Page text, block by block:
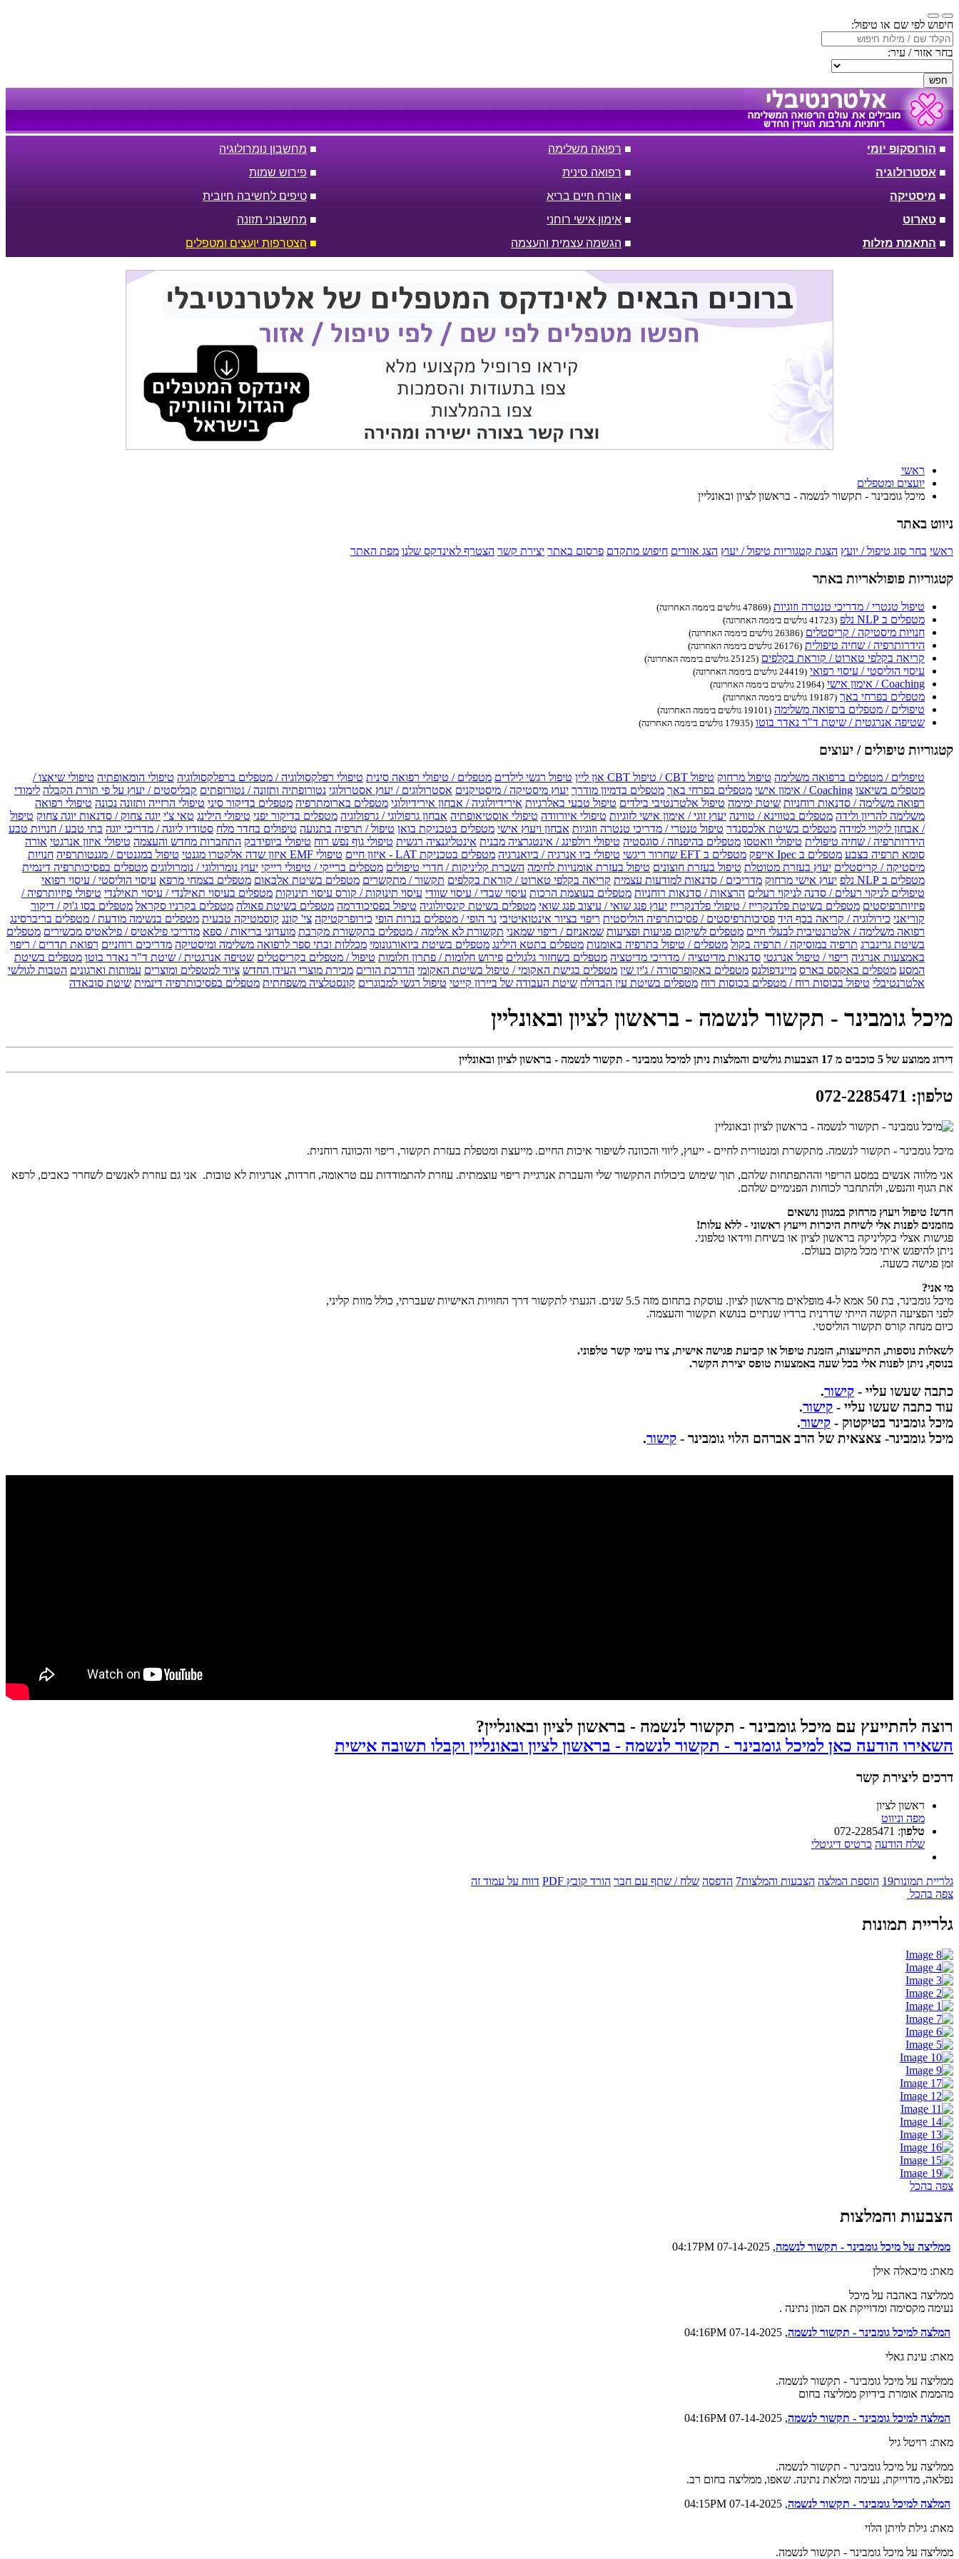
חיפוש לפי שם או טיפול:
בחר אזור / עיר:
חפש
■ הורוסקופ יומי ■ רפואה משלימה ■ מחשבון נומרולוגיה
■ אסטרולוגיה ■ רפואה סינית ■ פירוש שמות
■ מיסטיקה ■ אורח חיים בריא ■ טיפים לחשיבה חיובית
■ טארוט ■ אימון אישי רוחני ■ מחשבוני תזונה
■ התאמת מזלות ■ הגשמה עצמית והעצמה ■ הצטרפות יועצים ומטפלים
ראשי
יועצים ומטפלים
מיכל גומבינר - תקשור לנשמה - בראשון לציון ובאונליין
ניווט באתר
ראשי בחר סוג טיפול / יועץ הצגת קטגוריות טיפול / יעוץ הצג אזורים חיפוש מתקדם פרסום באתר יצירת קשר הצטרף לאינדקס שלנו מפת האתר
קטגוריות פופולאריות באתר
טיפול טנטרי / מדריכי טנטרה וזוגיות (47869 גולשים ביממה האחרונה)
מטפלים ב NLP נלפ (41723 גולשים ביממה האחרונה)
חנויות מיסטיקה / קריסטלים (26386 גולשים ביממה האחרונה)
הידרותרפיה / שחיה טיפולית (26176 גולשים ביממה האחרונה)
קריאה בקלפי טארוט / קוראת בקלפים (25125 גולשים ביממה האחרונה)
עיסוי הוליסטי / עיסוי רפואי (24419 גולשים ביממה האחרונה)
Coaching / אימון אישי (21964 גולשים ביממה האחרונה)
מטפלים בפרחי באך (19187 גולשים ביממה האחרונה)
טיפולים / מטפלים ברפואה משלימה (19101 גולשים ביממה האחרונה)
שטיפה אנרגטית / שיטת ד"ר נאדר בוטו (17935 גולשים ביממה האחרונה)
קטגוריות טיפולים / יעוצים
טיפולים / מטפלים ברפואה משלימה טיפול מרחוק טיפול CBT / טיפול CBT און ליין טיפול רגשי לילדים מטפלים / טיפולי רפואה סינית טיפולי רפלקסולוגיה / מטפלים ברפלקסולוגיה טיפולי הומאופתיה טיפולי שיאצו /
מטפלים בשיאצו Coaching / אימון אישי מטפלים בפרחי באך מטפלים בדמיון מודרך יעוץ מיסטיקה / מיסטיקנים אסטרולוגים / יעוץ אסטרולוגי נטורופתיה ותזונה / נטורופתים קבליסטים / יעוץ על פי תורת הקבלה לימודי
רפואה משלימה / סדנאות רוחניות שיטת ימימה טיפול אלטרנטיבי בילדים טיפול טבעי באלרגיות אירידיולוגיה / אבחון אירידיולוגי מטפלים בארומתרפיה מטפלים בדיקור סיני טיפולי הרזייה ותזונה נכונה טיפולי רפואה
משלימה להריון ולידה מטפלים בטווינא / טווינה יעוץ זוגי / אימון אישי לזוגיות טיפולי איורוודה טיפולי אוסטיאופתיה אבחון גרפולוגי / גרפולוגיה מטפלים בדיקור יפני טיפולי הילינג טאי צ'י יוגה צחוק / סדנאות יוגה צחוק טיפול
/ אבחון ליקויי למידה מטפלים בשיטת אלכסנדר טיפול טנטרי / מדריכי טנטרה וזוגיות אבחון ויעוץ אישי מטפלים בטכניקת בואן טיפול / תרפיה בתנועה טיפולים בחדר מלח סטודיו ליוגה / מדריכי יוגה בתי טבע / חנויות טבע
הידרותרפיה / שחיה טיפולית טיפולי וואטסו מטפלים בהיפנוזה / סוגסטיה טיפולי רולפינג / אינטגרציה מבנית אינטליגנציה רגשית טיפולי גוף נפש רוח טיפולי ביופידבק התחברות מחדש והעצמה טיפולי איזון אנרגטי אורה
סומא תרפיה בצבע מטפלים ב Ipec אייפק מטפלים ב EFT שחרור ריגשי טיפולי ביו אנרגיה / ביואנרגיה מטפלים בטכניקת LAT - איזון חיים טיפולי EMF איזון שדה אלקטרו מגנטי טיפול במגנטים / מגנטותרפיה חנויות
מיסטיקה / קריסטלים יעוץ בעזרת מטוטלת טיפול בעזרת חוצונים טיפול בעזרת אומנויות לחימה השכרת קליניקות / חדרי טיפולים מטפלים ברייקי / טיפולי רייקי יעוץ נומרולוגי / נומרולוגים מטפלים בפסיכותרפיה דינמית
מטפלים ב NLP נלפ
יעוץ אישי מרחוק מדריכים / סדנאות למודעות עצמית קריאה בקלפי טארוט / קוראת בקלפים תקשור / מתקשרים מטפלים בשיטת אלבאום מטפלים בצמחי מרפא עיסוי הוליסטי / עיסוי רפואי
טיפולים לניקוי רעלים / סדנה לניקוי רעלים הרצאות / סדנאות רוחניות מטפלים בעוצמת הרכות עיסוי שבדי / עיסוי שוודי עיסוי תינוקות / קורס עיסוי תינוקות מטפלים בעיסוי תאילנדי / עיסוי תאילנדי טיפולי פיזיותרפיה /
פיזיותרפיסטים מטפלים בשיטת פלדנקרייז / טיפולי פלדנקרייז יעוץ פנג שואי / עיצוב פנג שואי מטפלים בשיטת קינסיולוגיה טיפול בפסיכודרמה מטפלים בשיטת פאולה מטפלים בקרניו סקראל מטפלים בסו ג'וק / דיקור
קוריאני כירולוגיה / קריאה בכף היד פסיכותרפיסטים / פסיכותרפיה הוליסטית ריפוי בציור אינטואיטיבי נר הופי / מטפלים בנרות הופי כירופרקטיקה צי' קונג קוסמטיקה טבעית מטפלים בנשימה מודעת / מטפלים בריברסינג
רפואה משלימה / אלטרנטיבית לבעלי חיים מטפלים לשיקום פגיעות ופציעות שמאניזם / ריפוי שמאני תקשורת לא אלימה / מטפלים בתקשורת מקרבת מועדוני בריאות / ספא מדריכי פילאטיס / פילאטיס מכשירים מטפלים
בשיטת גרינברג תרפיה במוסיקה / תרפיה בקול מטפלים / טיפול בתרפיה באומנות מטפלים בתטא הילינג מטפלים בשיטת ביואורגונומי מכללות ובתי ספר לרפואה משלימה ומיסטיקה מדריכים רוחניים רפואת תדרים / ריפוי
באמצעות אנרגיה ריפוי / טיפול אנרגטי סדנאות מדיטציה / מדריכי מדיטציה מטפלים בשחזור גלגולים פירוש חלומות / פתרון חלומות טיפול / מטפלים בקריסטלים שטיפה אנרגטית / שיטת ד"ר נאדר בוטו מטפלים בשיטת
המסע מטפלים באקסס בארס מיינדפולנס מטפלים באקופרסורה / ג'ין שין מטפלים בגישת האקומי / טיפול בשיטת האקומי הדרכת הורים מכירת מוצרי העידן החדש ציוד למטפלים ומוצרים עמותות וארגונים הטבות לגולשי
אלטרנטיבלי טיפול בכוסות רוח / מטפלים בכוסות רוח מטפלים בשיטת עין הבדולח שיטת העבודה של ביירון קייטי טיפול רגשי למבוגרים קונסטלציה משפחתית מטפלים בפסיכותרפיה דינמית שיטת סובאדה
מיכל גומבינר - תקשור לנשמה - בראשון לציון ובאונליין
דירוג ממוצע של 5 כוכבים מ 17 הצבעות גולשים והמלצות ניתן למיכל גומבינר - תקשור לנשמה - בראשון לציון ובאונליין
טלפון:
072-2285471
מיכל גומבינר - תקשור לנשמה. מתקשרת ומנטורית לחיים - ייעוץ, ליווי והכוונה לשיפור איכות החיים. מייעצת ומטפלת בעזרת תקשור, ריפוי והכוונה רוחנית.
אני מלווה אנשים במסע הריפוי וההתפתחות שלהם, תוך שימוש ביכולות התקשור שלי והעברת אנרגיית ריפוי עוצמתית. עוזרת להתמודדות עם טראומה, חרדות, אנרגיות לא טובות. אני גם עוזרת לאנשים לשחרר כאבים, לרפא
את הגוף והנפש, ולהתחבר לכוחות הפנימיים שלהם.
חדש! טיפול ויעוץ מרחוק במגוון נושאים
מוזמנים לפנות אלי לשיחת היכרות וייעוץ ראשוני - ללא עלות!
פגישות אצלי בקליניקה בראשון לציון או בשיחת ווידאו טלפוני.
ניתן להיפגש איתי מכל מקום בעולם.
זמן פגישה כשעה.
מי אני?
מיכל גומבינר, בת 50 אמא ל-4 מופלאים מראשון לציון. עוסקת בתחום מזה 5.5 שנים. הגעתי לתקשור דרך החוויות האישיות שעברתי, כולל מוות קליני,
לפני הפציעה הקשה הייתי שדרנית ברדיו שנתיים בנושא תקשור והעצמה.
כיום מנחה קורס תקשור הוליסטי.
לשאלות נוספות, התייעצות, הזמנת טיפול או קביעת פגישה אישית, צרו עימי קשר טלפוני.
בנוסף, ניתן לפנות אלי בכל שעה באמצעות טופס יצירת הקשר.
כתבה שעשו עליי - קישור.
עוד כתבה שעשו עליי - קישור.
מיכל גומבינר בטיקטוק - קישור.
מיכל גומבינר- צאצאית של הרב אברהם הלוי גומבינר - קישור.
רוצה להתייעץ עם מיכל גומבינר - תקשור לנשמה - בראשון לציון ובאונליין?
השאירו הודעה כאן למיכל גומבינר - תקשור לנשמה - בראשון לציון ובאונליין וקבלו תשובה אישית
דרכים ליצירת קשר
ראשון לציון
מפה וניווט
טלפון:
072-2285471
שלח הודעה כרטיס דיגיטלי
גלריית תמונות19 הוספת המלצה הצבעות והמלצות7 הדפסה שלח / שתף עם חבר הורד קובץ PDF
דווח על עמוד זה
צפה בהכל
גלריית תמונות
צפה בהכל
הצבעות והמלצות
ממליצה על ‏מיכל גומבינר - תקשור לנשמה, 07-14-2025 04:17PM
מאת: מיכאלה אילן
ממליצה באהבה על מיכל
נעימה מקסימה ומדוייקת אם המון נתינה .
המלצה למיכל גומבינר - תקשור לנשמה, 07-14-2025 04:16PM
מאת: עינת גאלי‏
ממליצה על ‏מיכל גומבינר - תקשור לנשמה‏.
מהממת אומרת בידיוק ממליצה בחום
המלצה למיכל גומבינר - תקשור לנשמה, 07-14-2025 04:16PM
מאת: רויטל גיל
ממליצה על ‏מיכל גומבינר - תקשור לנשמה‏.
נפלאה, מדוייקת, נעימה ומלאת נתינה. שאפו, ממליצה בחום רב.
המלצה למיכל גומבינר - תקשור לנשמה, 07-14-2025 04:15PM
מאת: גילת לויתן הלוי
ממליצה על ‏מיכל גומבינר - תקשור לנשמה‏.